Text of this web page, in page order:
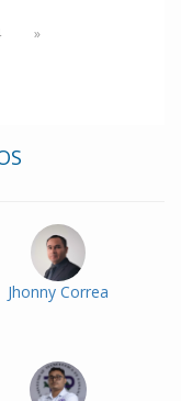
»
Jhonny Correa